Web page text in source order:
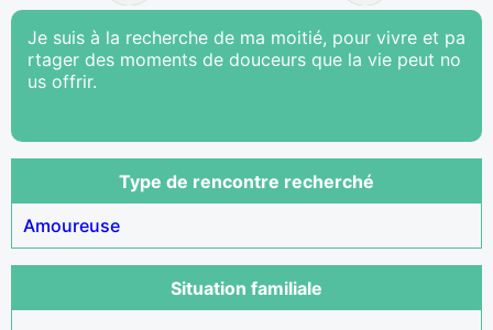
Je suis à la recherche de ma moitié, pour vivre et pa
rtager des moments de douceurs que la vie peut no
us offrir.
Type de rencontre recherché
Amoureuse
Situation familiale